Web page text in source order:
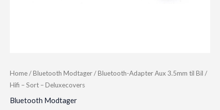
Home/Bluetooth Modtager/ Bluetooth-Adapter Aux 3.5mm til Bil /
Hifi – Sort – Deluxecovers
Bluetooth Modtager